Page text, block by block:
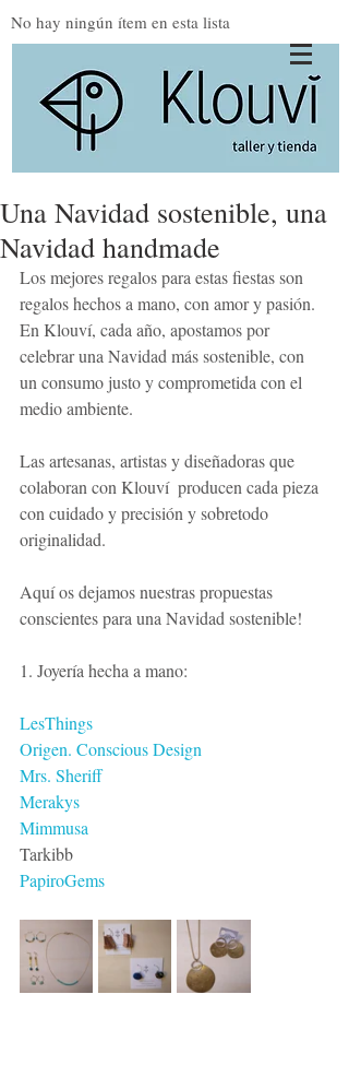
No hay ningún ítem en esta lista
Una Navidad sostenible, una
Navidad handmade
Los mejores regalos para estas fiestas son
regalos hechos a mano, con amor y pasión.
En Klouví, cada año, apostamos por
celebrar una Navidad más sostenible, con
un consumo justo y comprometida con el
medio ambiente.
Las artesanas, artistas y diseñadoras que
colaboran con Klouví  producen cada pieza
con cuidado y precisión y sobretodo
originalidad.
Aquí os dejamos nuestras propuestas
conscientes para una Navidad sostenible!
1. Joyería hecha a mano:
LesThings
Origen. Conscious Design
Mrs. Sheriff
Merakys
Mimmusa
Tarkibb
PapiroGems